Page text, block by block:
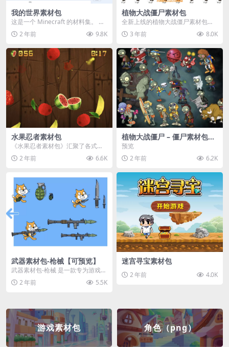
我的世界素材包
这是一个 Minecraft 的材料集。 操
作方法如下： 工具 → 右箭头 怪物...
2 年前 9.8K
植物大战僵尸素材包
全新上线的植物大战僵尸素材包，
内含48个精选资源，涵盖角色、场
景、音效等多样内容...
3 年前 8.0K
水果忍者素材包
《水果忍者素材包》汇聚了各式鲜
美诱人的水果图像与清脆悦耳的切
割音效，专为追求极致...
2 年前 6.6K
植物大战僵尸 – 僵尸素材包
【可预览】
预览
2 年前
6.2K
武器素材包-枪械【可预览】
武器素材包-枪械 是一款专为游戏开
发者和创作者设计的素材包，包含
多种高质量的枪械...
2 年前 5.5K
迷宫寻宝素材包
2 年前 4.0K
游戏素材包 角色（png）